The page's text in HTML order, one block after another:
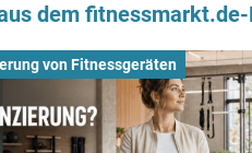
dem
von Fitnessgeräten